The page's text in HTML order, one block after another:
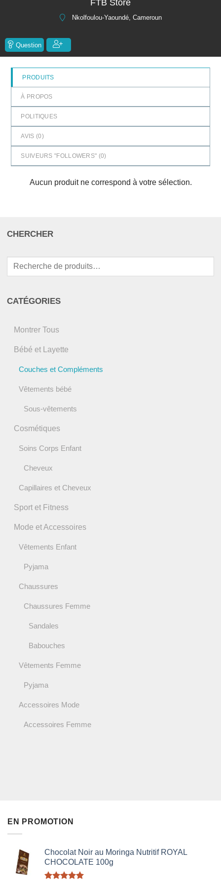
5FTB Store
Nkolfoulou-Yaoundé, Cameroun
Question
PRODUITS
À PROPOS
POLITIQUES
AVIS (0)
SUIVEURS "FOLLOWERS" (0)
Aucun produit ne correspond à votre sélection.
CHERCHER
Recherche
CATÉGORIES
Montrer Tous
Bébé et Layette
Couches et Compléments
Vêtements bébé
Sous-vêtements
Cosmétiques
Soins Corps Enfant
Cheveux
Capillaires et Cheveux
Sport et Fitness
Mode et Accessoires
Vêtements Enfant
Pyjama
Chaussures
Chaussures Femme
Sandales
Babouches
Vêtements Femme
Pyjama
Accessoires Mode
Accessoires Femme
EN PROMOTION
Chocolat Noir au Moringa Nutritif ROYAL
CHOCOLATE 100g